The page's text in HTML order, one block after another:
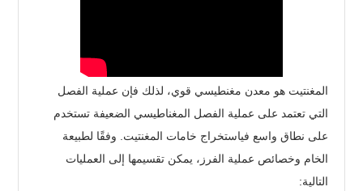
المغنتيت هو معدن مغنطيسي قوي، لذلك فإن عملية الفصل
التي تعتمد على عملية الفصل المغناطيسي الضعيفة تستخدم
على نطاق واسع فياستخراج خامات المغنتيت. وفقًا لطبيعة
الخام وخصائص عملية الفرز، يمكن تقسيمها إلى العمليات
التالية: